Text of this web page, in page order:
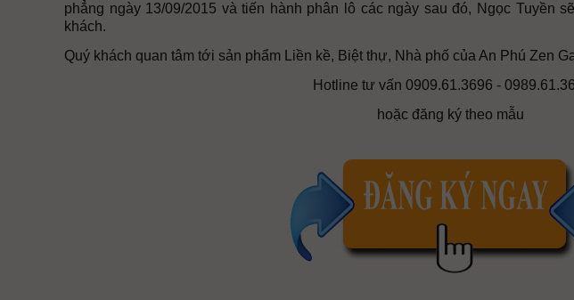
phẳng ngày 13/09/2015 và tiến hành phân lô các ngày sau đó, Ngọc Tuyền
khách.
Quý khách quan tâm tới sản phẩm Liền kề, Biệt thự, Nhà phố của An Phú Zen
Hotline tư vấn 0909.61.3696 -
hoặc đăng ký theo mẫu